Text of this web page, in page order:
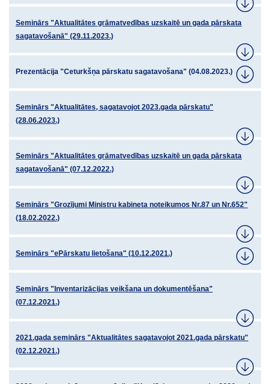
Seminārs "Aktualitātes grāmatvedības uzskaitē un gada pārskata
sagatavošanā" (29.11.2023.)
Prezentācija "Ceturkšņa pārskatu sagatavošana" (04.08.2023.)
Seminārs "Aktualitātes, sagatavojot 2023.gada pārskatu"
(28.06.2023.)
Seminārs "Aktualitātes grāmatvedības uzskaitē un gada pārskata
sagatavošanā" (07.12.2022.)
Seminārs "Grozījumi Ministru kabineta noteikumos Nr.87 un Nr.652"
(18.02.2022.)
Seminārs "ePārskatu lietošana" (10.12.2021.)
Seminārs "Inventarizācijas veikšana un dokumentēšana"
(07.12.2021.)
2021.gada seminārs "Aktualitātes sagatavojot 2021.gada pārskatu"
(02.12.2021.)